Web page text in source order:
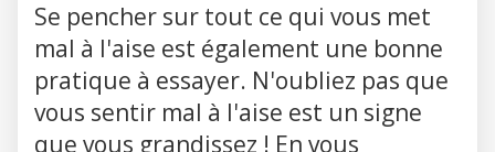
Se pencher sur tout ce qui vous met
mal à l'aise est également une bonne
pratique à essayer. N'oubliez pas que
vous sentir mal à l'aise est un signe
que vous grandissez ! En vous